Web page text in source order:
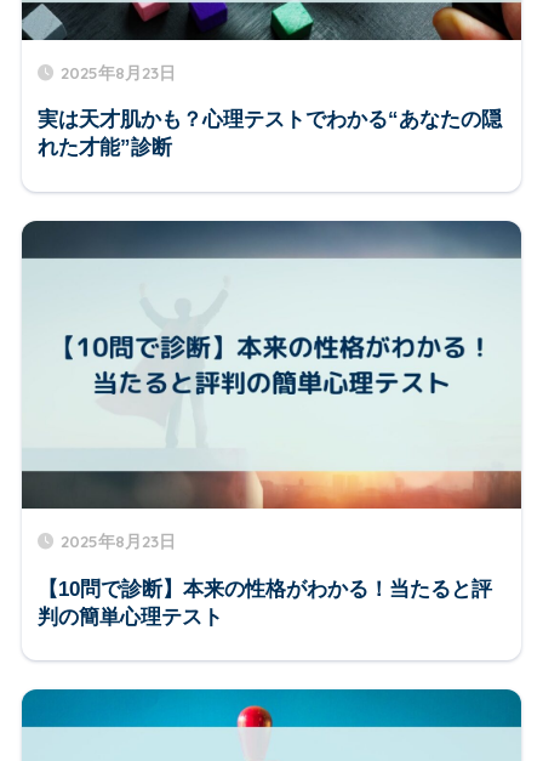
2025年8月23日
実は天才肌かも？心理テストでわかる“あなたの隠
れた才能”診断
2025年8月23日
【10問で診断】本来の性格がわかる！当たると評
判の簡単心理テスト